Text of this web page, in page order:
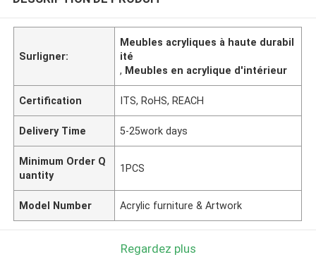
Surligner:
Meubles acryliques à haute durabil
ité
, Meubles en acrylique d'intérieur
Certification ITS, RoHS, REACH
Delivery Time 5-25work days
Minimum Order Q
uantity
1PCS
Model Number Acrylic furniture & Artwork
Regardez plus